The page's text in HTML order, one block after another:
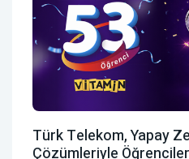
Türk Telekom, Yapay
Çözümleriyle